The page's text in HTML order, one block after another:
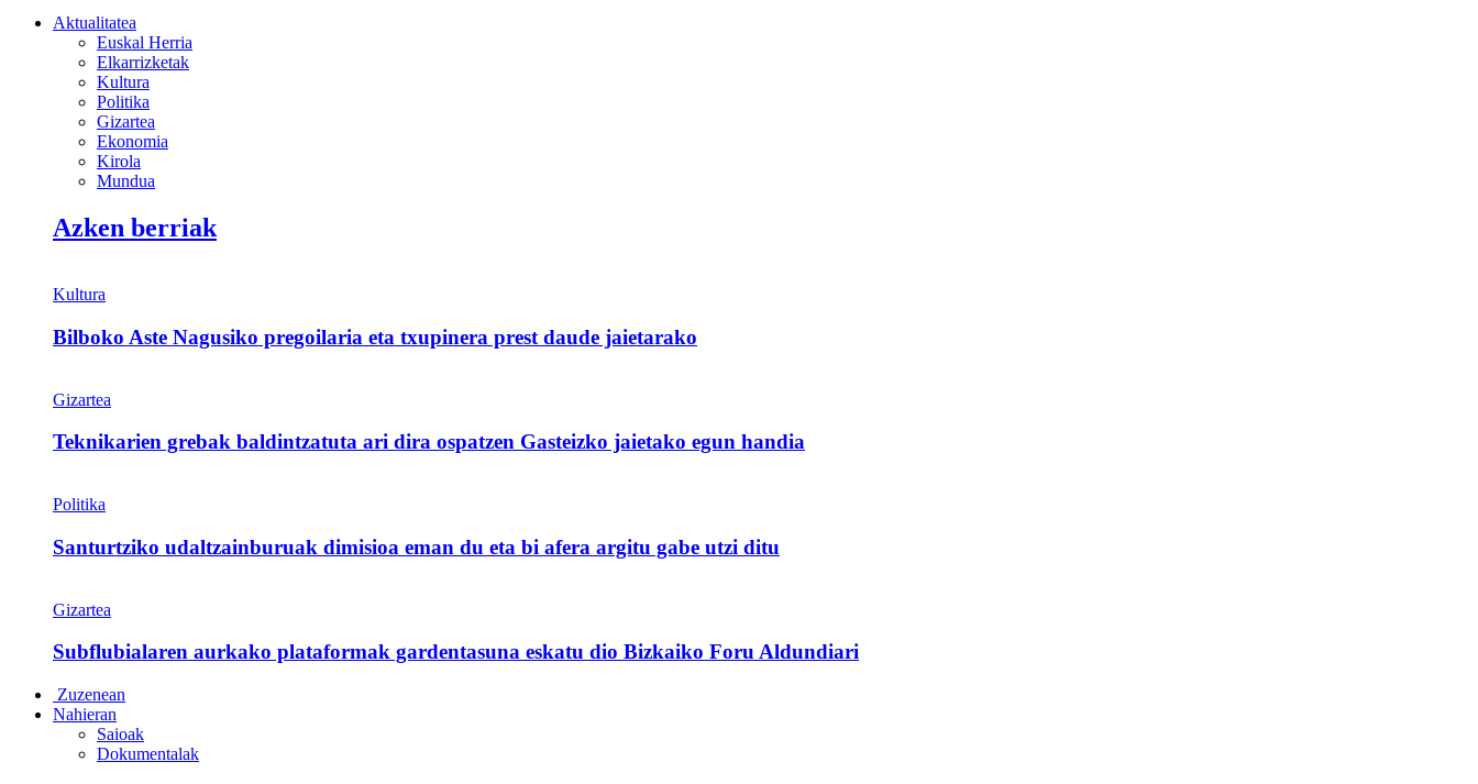
Aktualitatea
Euskal Herria
Elkarrizketak
Kultura
Politika
Gizartea
Ekonomia
Kirola
Mundua
Azken berriak
Kultura
Bilboko Aste Nagusiko pregoilaria eta txupinera prest daude jaietarako
Gizartea
Teknikarien grebak baldintzatuta ari dira ospatzen Gasteizko jaietako egun handia
Politika
Santurtziko udaltzainburuak dimisioa eman du eta bi afera argitu gabe utzi ditu
Gizartea
Subflubialaren aurkako plataformak gardentasuna eskatu dio Bizkaiko Foru Aldundiari
Zuzenean
Nahieran
Saioak
Dokumentalak